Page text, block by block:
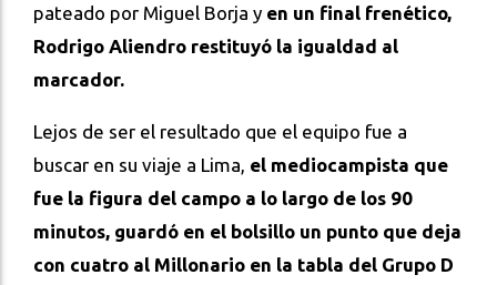
pateado por Miguel Borja y en un final frenético,
Rodrigo Aliendro restituyó la igualdad al
marcador.
Lejos de ser el resultado que el equipo fue a
buscar en su viaje a Lima, el mediocampista que
fue la figura del campo a lo largo de los 90
minutos, guardó en el bolsillo un punto que deja
con cuatro al Millonario en la tabla del Grupo D